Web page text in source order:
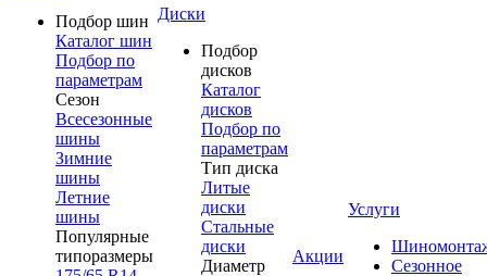
Подбор шин
Каталог шин
Подбор по
параметрам
Сезон
Всесезонные
шины
Зимние
шины
Летние
шины
Популярные
типоразмеры
Диски
Подбор
дисков
Каталог
дисков
Подбор по
параметрам
Тип диска
Литые
диски
Стальные
диски
Диаметр
Акции
Услуги
Сезонное